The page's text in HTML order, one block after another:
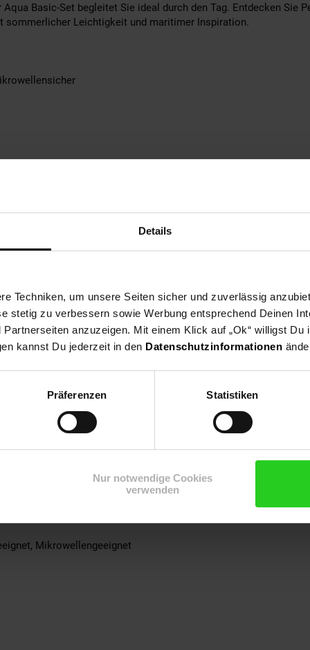
Details
Techniken, um unsere Seiten sicher und zuverlässig
stetig zu verbessern sowie Werbung entsprechend Deinen
anzuzeigen. Mit einem Klick auf „Ok“ willigst Du
kannst Du jederzeit in den Datenschutzinformationen
Präferenzen Statistiken
Nur notwendige Cookies
verwenden
Basic-Set begleitet Sie ideal durch den Tag. Entdecken Sie
sommerlicher Leichtigkeit und maritimer Inspiration.
2x Frühstücksteller, 2x Schale
Mikrowellengeeignet